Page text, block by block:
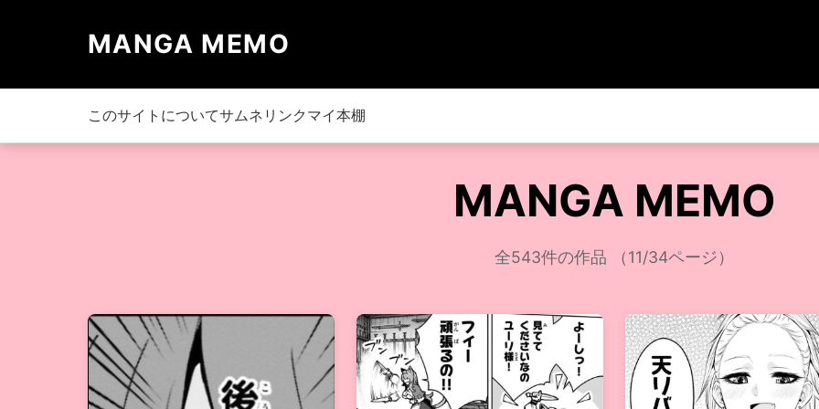
MANGA MEMO
このサイトについてサムネリンク マイ本棚
MANGA MEMO
全543件の作品 （11/34ページ）